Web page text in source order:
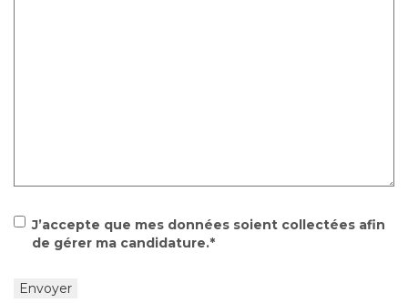
Consentement*
J’accepte que mes données soient collectées afin
de gérer ma candidature.*
Envoyer